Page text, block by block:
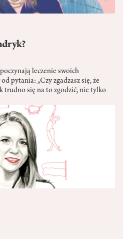
leczenie swoich
pytania: „Czy zgadzasz się, że
trudno się na to zgodzić, nie tylko